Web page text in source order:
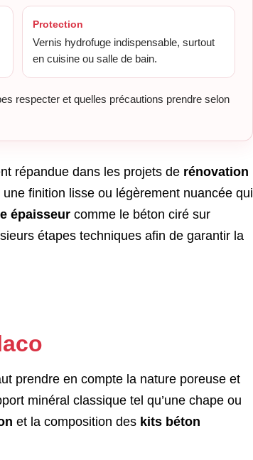
Protection
Vernis hydrofuge indispensable, surtout
en cuisine ou salle de bain.
respecter et quelles précautions prendre selon
répandue dans les projets de rénovation
finition lisse ou légèrement nuancée qui
épaisseur comme le béton ciré sur
étapes techniques afin de garantir la
prendre en compte la nature poreuse et
minéral classique tel qu’une chape ou
et la composition des kits béton